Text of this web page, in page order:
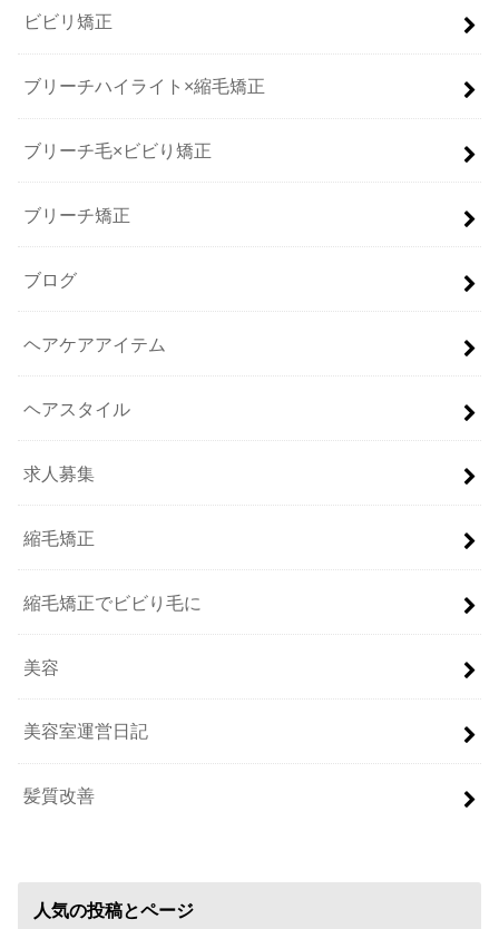
ビビリ矯正
ブリーチハイライト×縮毛矯正
ブリーチ毛×ビビり矯正
ブリーチ矯正
ブログ
ヘアケアアイテム
ヘアスタイル
求人募集
縮毛矯正
縮毛矯正でビビり毛に
美容
美容室運営日記
髪質改善
人気の投稿とページ